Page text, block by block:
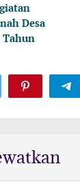
Desa
Tahun